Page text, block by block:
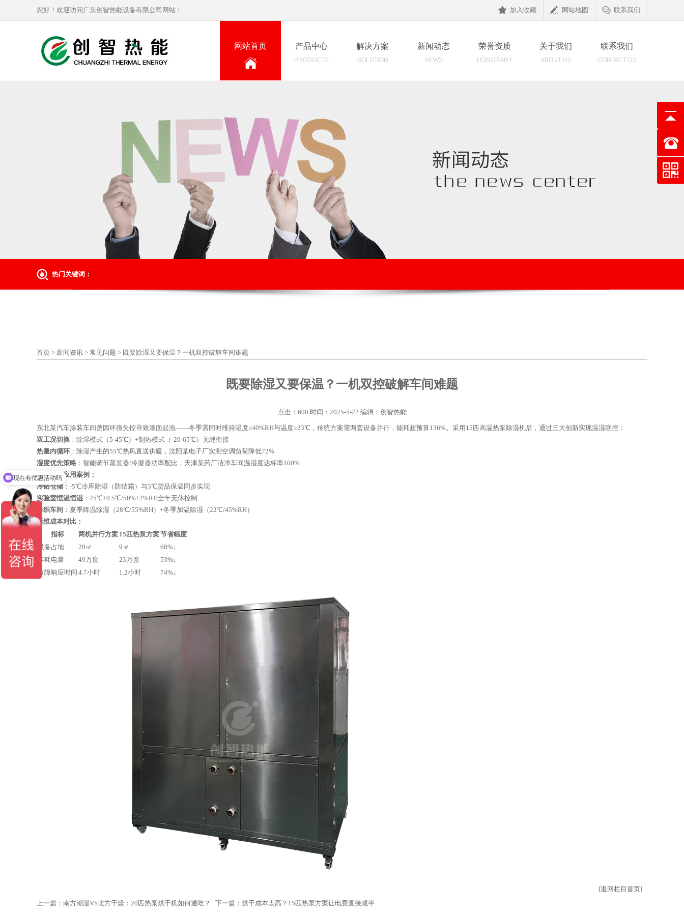
您好！欢迎访问广东创智热能设备有限公司网站！ 加入收藏 网站地图 联系我们
网站首页 产品中心
PRODUCTS
解决方案
SOLUTION
新闻动态
NEWS
荣誉资质
HONORARY
关于我们
ABOUT US
联系我们
CONTACT US
热门关键词：
首页 > 新闻资讯 > 常见问题 > 既要除湿又要保温？一机双控破解车间难题
既要除湿又要保温？一机双控破解车间难题
点击：600 时间：2025-5-22 编辑：创智热能
东北某汽车涂装车间曾因环境失控导致漆面起泡——冬季需同时维持湿度≤40%RH与温度≥23℃，传统方案需两套设备并行，能耗超预算136%。采用15匹高温热泵除湿机后，通过三大创新实现温湿联控：
双工况切换 ：除湿模式（5-45℃）+制热模式（-20-65℃）无缝衔接
热量内循环 ：除湿产生的55℃热风直送供暖，沈阳某电子厂实测空调负荷降低72%
湿度优先策略 ：智能调节蒸发器/冷凝器功率配比，天津某药厂洁净车间温湿度达标率100%
复杂环境应用案例：
冷链仓储 ：-5℃冷库除湿（防结霜）与3℃货品保温同步实现
实验室恒温恒湿 ：25℃±0.5℃/50%±2%RH全年无休控制
纺织车间 ：夏季降温除湿（28℃/55%RH）+冬季加温除湿（22℃/45%RH）
运维成本对比：
指标
两机并行方案 15匹热泵方案节省幅度
设备占地
28㎡ 9㎡
68%↓
年耗电量
49万度 23万度
53%↓
故障响应时间 4.7小时 1.2小时 74%↓
[返回栏目首页]
上一篇： 南方潮湿VS北方干燥：20匹热泵烘干机如何通吃？ 下一篇： 烘干成本太高？15匹热泵方案让电费直接减半
现在有优惠活动吗